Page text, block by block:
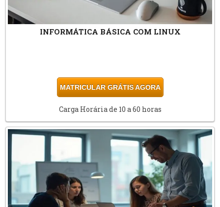
INFORMÁTICA BÁSICA COM LINUX
MATRICULAR GRÁTIS AGORA
Carga Horária de 10 a 60 horas